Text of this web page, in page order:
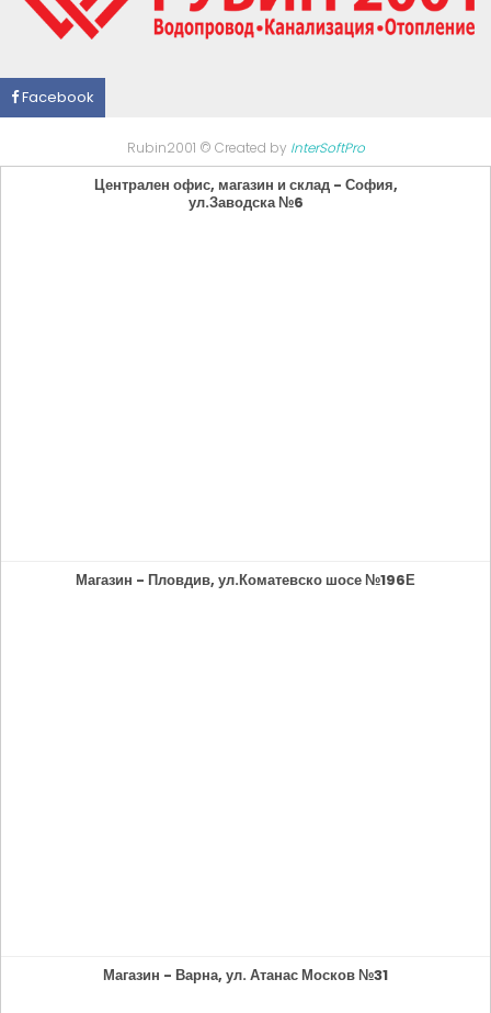
Facebook
Rubin2001 © Created by InterSoftPro
Централен офис, магазин и склад - София,
ул.Заводска №6
Магазин - Пловдив, ул.Коматевско шосе №196Е
Магазин - Варна, ул. Атанас Москов №31